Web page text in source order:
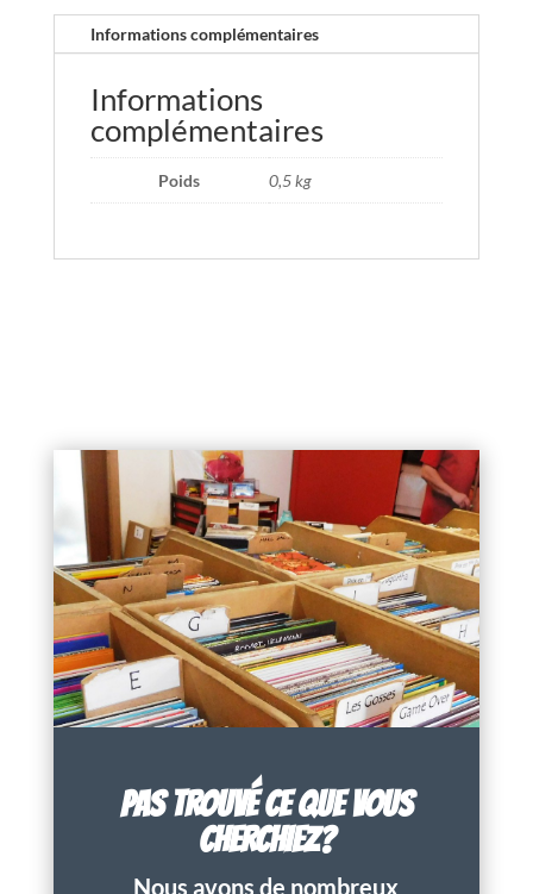
Informations complémentaires
Informations
complémentaires
Poids 0,5 kg
PAS TROUVÉ CE QUE VOUS
CHERCHIEZ?
Nous avons de nombreux